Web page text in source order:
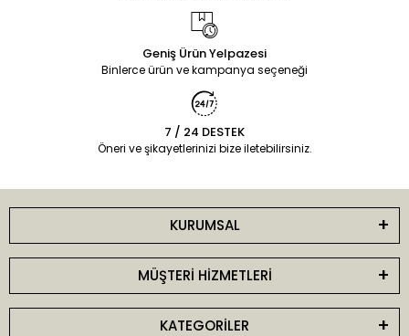
Geniş Ürün Yelpazesi
Binlerce ürün ve kampanya seçeneği
7 / 24 DESTEK
Öneri ve şikayetlerinizi bize iletebilirsiniz.
KURUMSAL
MÜŞTERİ HİZMETLERİ
KATEGORİLER